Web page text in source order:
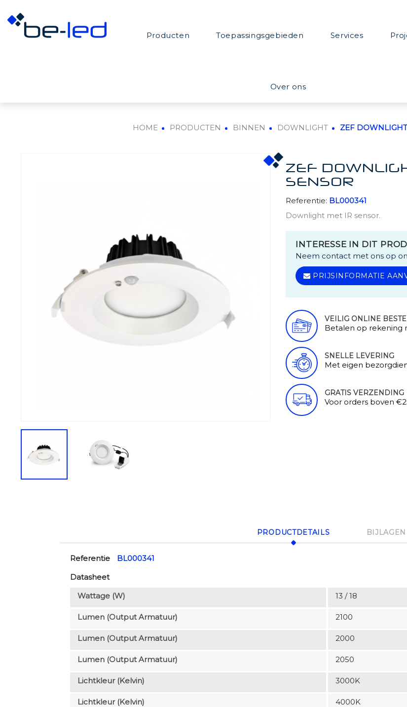
Producten Toepassingsgebieden Services
Over ons
HOME PRODUCTEN BINNEN DOWNLIGHT ZEF
ZEF
SENSOR
Referentie: BL000341
Downlight met IR sensor.
INTERESSE IN DIT
Neem contact met ons op
PRIJSINFORMATIE
VEILIG ONLINE
Betalen op rekening
SNELLE LEVERING
Met eigen
GRATIS VERZENDING
Voor orders boven
PRODUCTDETAILS BIJLAGEN
Referentie
BL000341
Datasheet
Wattage (W)
13 / 18
Lumen (output Armatuur) 2100
Lumen (output Armatuur) 2000
Lumen (output Armatuur) 2050
Lichtkleur (Kelvin) 3000K
Lichtkleur (Kelvin) 4000K